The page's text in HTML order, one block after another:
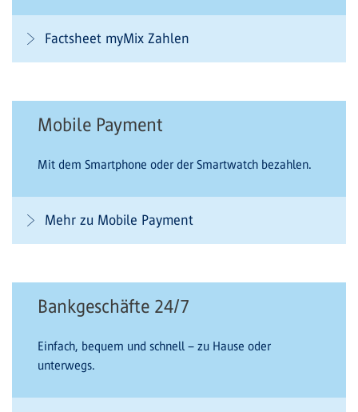
Factsheet myMix Zahlen
Mobile Payment
Mit dem Smartphone oder der Smartwatch bezahlen.
Mehr zu Mobile Payment
Bankgeschäfte 24/7
Einfach, bequem und schnell – zu Hause oder
unterwegs.